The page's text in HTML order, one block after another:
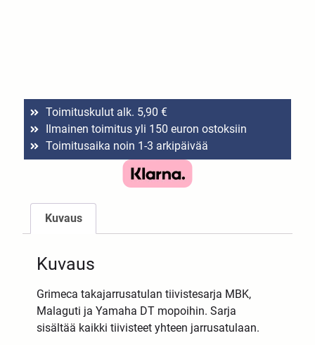
Toimituskulut alk. 5,90 €
Ilmainen toimitus yli 150 euron ostoksiin
Toimitusaika noin 1-3 arkipäivää
Kuvaus
Kuvaus
Grimeca takajarrusatulan tiivistesarja MBK,
Malaguti ja Yamaha DT mopoihin. Sarja
sisältää kaikki tiivisteet yhteen jarrusatulaan.